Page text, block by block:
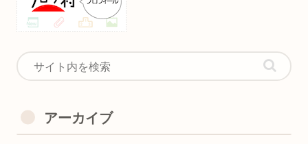
アーカイブ